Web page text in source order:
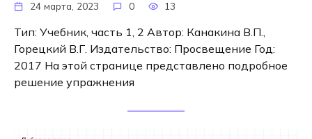
24 марта, 2023 0 13
Тип: Учебник, часть 1, 2 Автор: Канакина В.П.,
Горецкий В.Г. Издательство: Просвещение Год:
2017 На этой странице представлено подробное
решение упражнения